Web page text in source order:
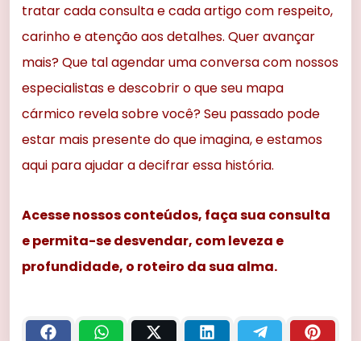
tratar cada consulta e cada artigo com respeito,
carinho e atenção aos detalhes. Quer avançar
mais? Que tal agendar uma conversa com nossos
especialistas e descobrir o que seu mapa
cármico revela sobre você? Seu passado pode
estar mais presente do que imagina, e estamos
aqui para ajudar a decifrar essa história.
Acesse nossos conteúdos, faça sua consulta
e permita-se desvendar, com leveza e
profundidade, o roteiro da sua alma.